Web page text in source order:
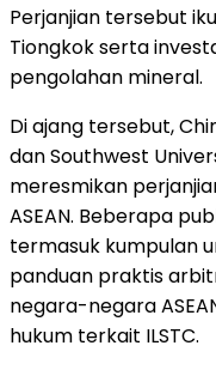
Perjanjian tersebut
Tiongkok serta
pengolahan mineral.
Di ajang tersebut,
dan Southwest
meresmikan
ASEAN. Beberapa
termasuk kumpulan
panduan praktis
negara-negara
hukum terkait ILSTC.